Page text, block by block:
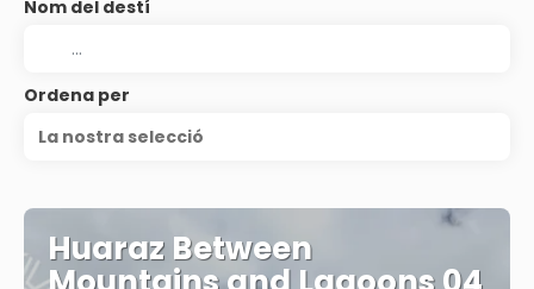
Nom del destí
Ordena per
La nostra selecció
Huaraz Between